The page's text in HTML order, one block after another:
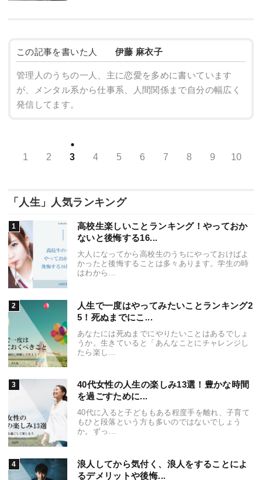
この記事を書いた人 伊藤 麻衣子
管理人のうちの一人、主に恋愛を多めに書いています
が、メンタル系から仕事系、人間関係まで自分の幅広く
発信してます。
1 2 3 4 5 6 7 8 9 10
「人生」人気ランキング
高校生楽しいことランキング！やっておか
ないと後悔する16...
大人になってから高校生のうちにやっておけばよ
かったと後悔することは多々あります。学生の時
はわから...
人生で一度はやってみたいことランキング2
5！死ぬまでにこ...
あなたには死ぬまでにやりたいことはあるでしょ
うか。生きていると「あんなことにチャレンジし
たら楽し...
40代女性の人生の楽しみ13選！豊かな時間
を過ごすために...
40代に入ると子どももある程度手を離れ、子育て
もひと段落という方も多いのではないでしょう
か。ずっ...
浪人してから気付く、浪人をすることによ
るデメリットや後悔...